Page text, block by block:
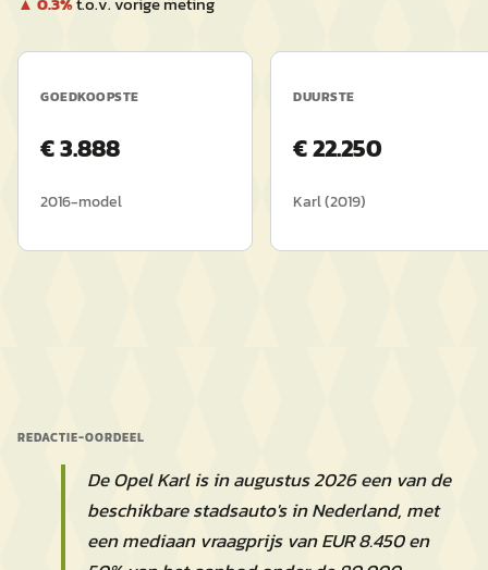
GOEDKOOPSTE
€3.888
2016-model
DUURSTE
€22.250
Karl(2019)
REDACTIE-OORDEEL
De Opel Karl is in augustus 2026 een van de
beschikbare stadsauto's in Nederland, met
een mediaan vraagprijs van EUR 8.450 en